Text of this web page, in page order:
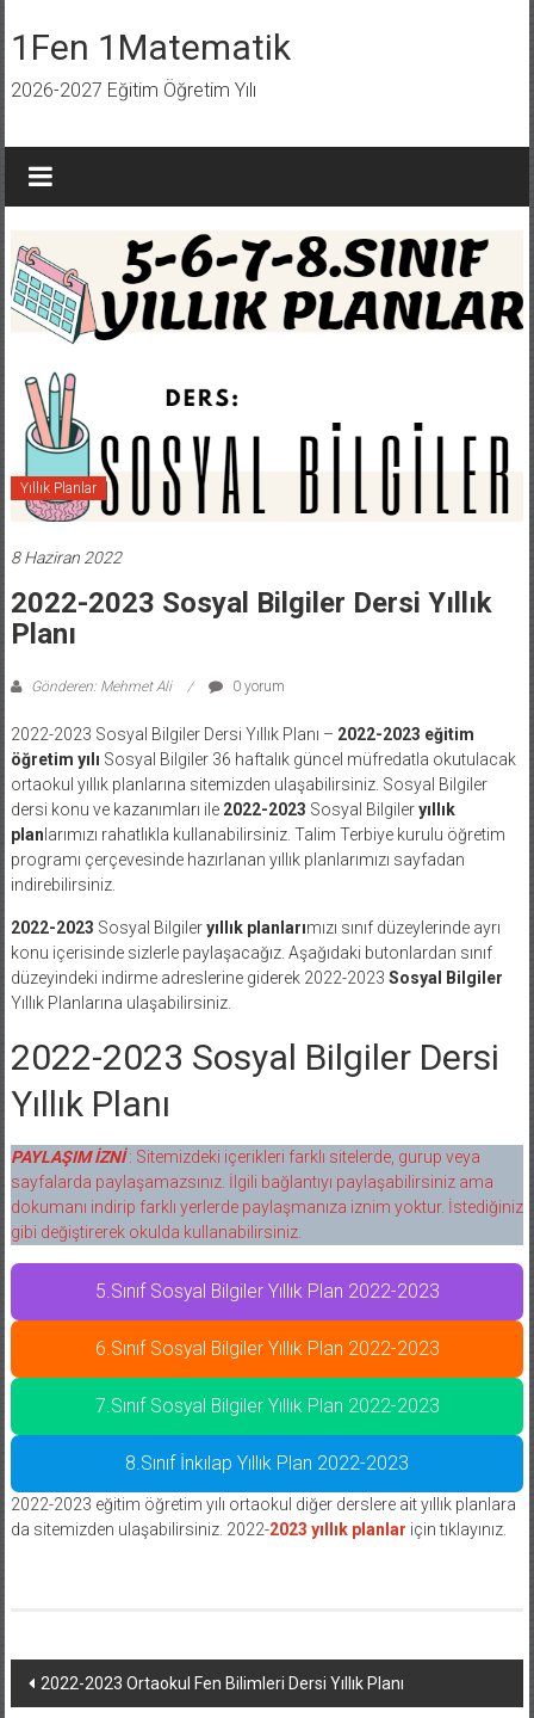
geç
1Fen 1Matematik
2026-2027 Eğitim Öğretim Yılı
Yıllık Planlar
8 Haziran 2022
2022-2023 Sosyal Bilgiler Dersi Yıllık
Planı
Gönderen: Mehmet Ali 0 yorum
2022-2023 Sosyal Bilgiler Dersi Yıllık Planı – 2022-2023 eğitim
öğretim yılı Sosyal Bilgiler 36 haftalık güncel müfredatla okutulacak
ortaokul yıllık planlarına sitemizden ulaşabilirsiniz. Sosyal Bilgiler
dersi konu ve kazanımları ile 2022-2023 Sosyal Bilgileryıllık
plan larımızı rahatlıkla kullanabilirsiniz. Talim Terbiye kurulu öğretim
programı çerçevesinde hazırlanan yıllık planlarımızı sayfadan
indirebilirsiniz.
2022-2023 Sosyal Bilgileryıllık planlarımızı sınıf düzeylerinde ayrı
konu içerisinde sizlerle paylaşacağız. Aşağıdaki butonlardan sınıf
düzeyindeki indirme adreslerine giderek 2022-2023 Sosyal Bilgiler
Yıllık Planlarına ulaşabilirsiniz.
2022-2023 Sosyal Bilgiler Dersi
Yıllık Planı
PAYLAŞIM İZNİ: Sitemizdeki içerikleri farklı sitelerde, gurup veya
sayfalarda paylaşamazsınız. İlgili bağlantıyı paylaşabilirsiniz ama
dokumanı indirip farklı yerlerde paylaşmanıza iznim yoktur. İstediğiniz
gibi değiştirerek okulda kullanabilirsiniz.
5.Sınıf Sosyal Bilgiler Yıllık Plan 2022-2023
6.Sınıf Sosyal Bilgiler Yıllık Plan 2022-2023
7.Sınıf Sosyal Bilgiler Yıllık Plan 2022-2023
8.Sınıf İnkılap Yıllık Plan 2022-2023
2022-2023 eğitim öğretim yılı ortaokul diğer derslere ait yıllık planlara
da sitemizden ulaşabilirsiniz. 2022-2023 yıllık planlar için tıklayınız.
Yazı
2022-2023 Ortaokul Fen Bilimleri Dersi Yıllık Planı